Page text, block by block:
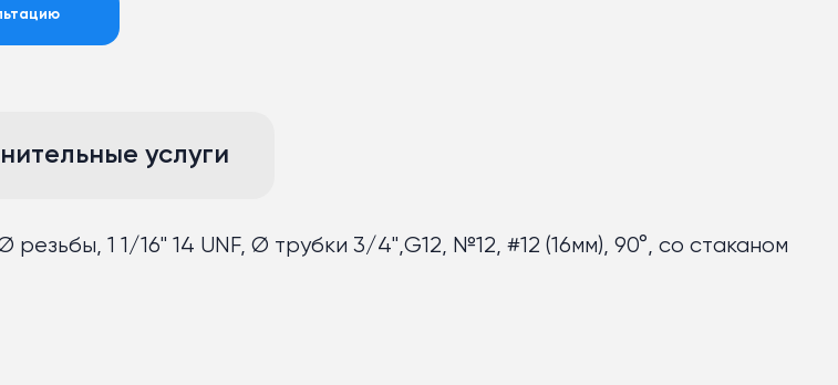
услуги
1 1/16" 14 UNF, Ø трубки 3/4",G12, №12, #12 (16мм), 90°, со стаканом